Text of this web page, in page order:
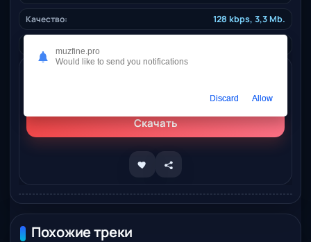
Качество: 128 kbps, 3,3 Mb.
Скачать
Похожие треки
muzfine.pro
Would like to send you notifications
Discard Allow